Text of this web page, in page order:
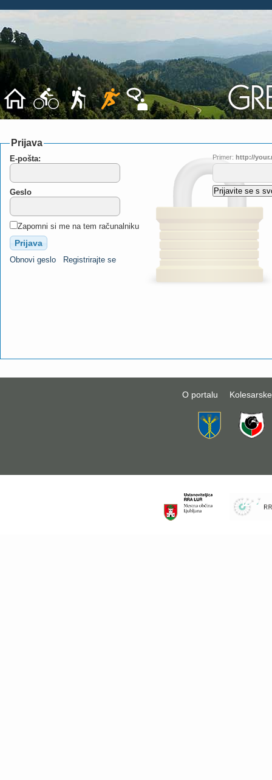
Prijava
E-pošta:
Geslo
Zapomni si me na tem računalniku
Obnovi geslo Registrirajte se
Primer: http://
O portalu